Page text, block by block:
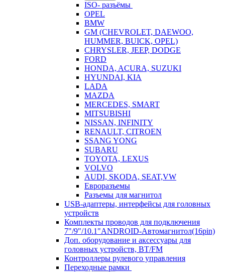
ISO- разъёмы
OPEL
BMW
GM (CHEVROLET, DAEWOO,
HUMMER, BUICK, OPEL)
CHRYSLER, JEEP, DODGE
FORD
HONDA, ACURA, SUZUKI
HYUNDAI, KIA
LADA
MAZDA
MERCEDES, SMART
MITSUBISHI
NISSAN, INFINITY
RENAULT, CITROEN
SSANG YONG
SUBARU
TOYOTA, LEXUS
VOLVO
AUDI, SKODA, SEAT,VW
Евроразъемы
Разъемы для магнитол
USB-адаптеры, интерфейсы для головных
устройств
Комплекты проводов для подключения
7"/9"/10.1"ANDROID-Автомагнитол(16pin)
Доп. оборудование и аксессуары для
головных устройств, BT/FM
Контроллеры рулевого управления
Переходные рамки